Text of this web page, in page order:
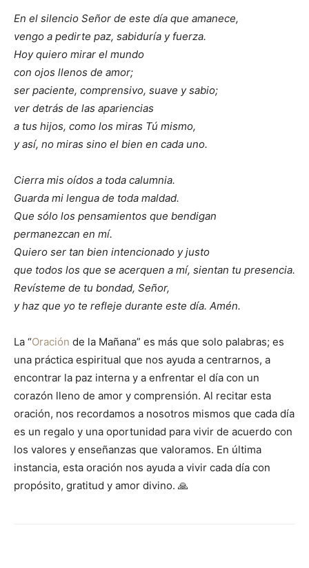
En el silencio Señor de este día que amanece,
vengo a pedirte paz, sabiduría y fuerza.
Hoy quiero mirar el mundo
con ojos llenos de amor;
ser paciente, comprensivo, suave y sabio;
ver detrás de las apariencias
a tus hijos, como los miras Tú mismo,
y así, no miras sino el bien en cada uno.
Cierra mis oídos a toda calumnia.
Guarda mi lengua de toda maldad.
Que sólo los pensamientos que bendigan
permanezcan en mí.
Quiero ser tan bien intencionado y justo
que todos los que se acerquen a mí, sientan tu presencia.
Revísteme de tu bondad, Señor,
y haz que yo te refleje durante este día. Amén.
La “Oración de la Mañana” es más que solo palabras; es
una práctica espiritual que nos ayuda a centrarnos, a
encontrar la paz interna y a enfrentar el día con un
corazón lleno de amor y comprensión. Al recitar esta
oración, nos recordamos a nosotros mismos que cada día
es un regalo y una oportunidad para vivir de acuerdo con
los valores y enseñanzas que valoramos. En última
instancia, esta oración nos ayuda a vivir cada día con
propósito, gratitud y amor divino. 🙏